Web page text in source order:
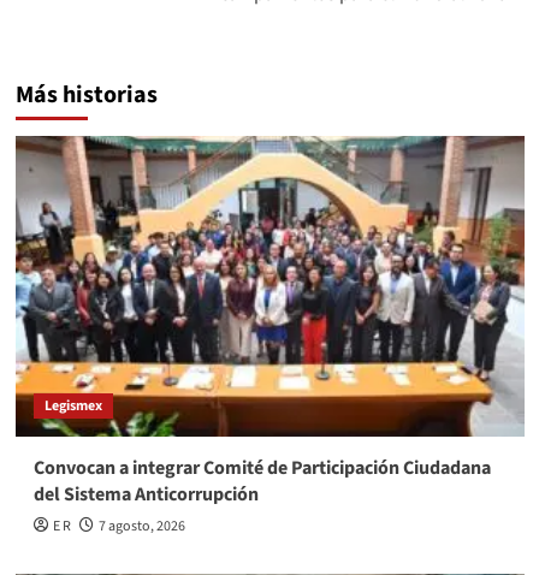
Más historias
Legismex
Convocan a integrar Comité de Participación Ciudadana
del Sistema Anticorrupción
E R 7 agosto, 2026